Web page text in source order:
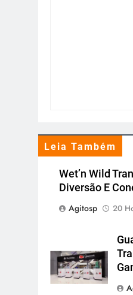
Leia Também
Wet’n Wild
Diversão E
Agitosp
20